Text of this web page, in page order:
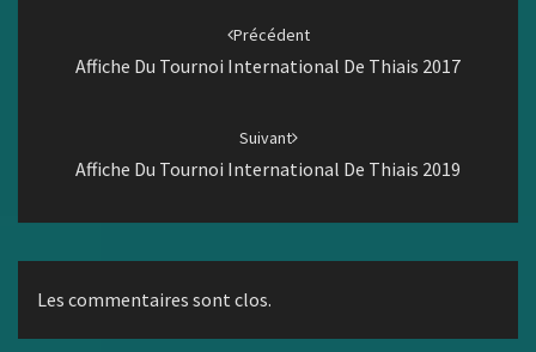
Précédent
Affiche Du Tournoi International De Thiais 2017
Suivant
Affiche Du Tournoi International De Thiais 2019
Les commentaires sont clos.